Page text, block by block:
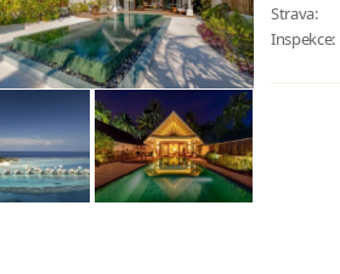
Strava:
Inspekce: